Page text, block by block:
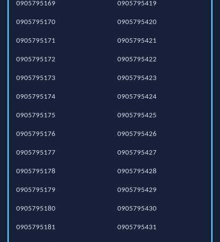
0905795169
0905795170
0905795171
0905795172
0905795173
0905795174
0905795175
0905795176
0905795177
0905795178
0905795179
0905795180
0905795181
0905795419
0905795420
0905795421
0905795422
0905795423
0905795424
0905795425
0905795426
0905795427
0905795428
0905795429
0905795430
0905795431